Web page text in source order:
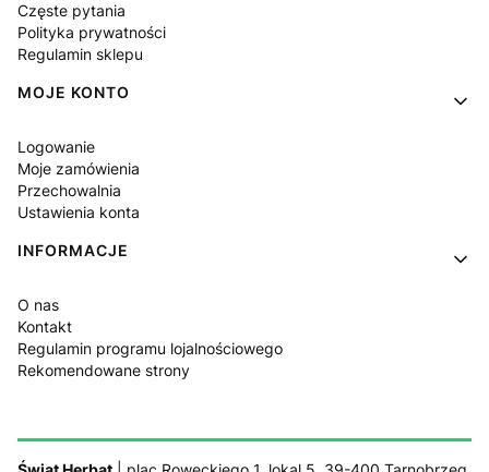
Częste pytania
Polityka prywatności
Regulamin sklepu
MOJE KONTO
Logowanie
Moje zamówienia
Przechowalnia
Ustawienia konta
INFORMACJE
O nas
Kontakt
Regulamin programu lojalnościowego
Rekomendowane strony